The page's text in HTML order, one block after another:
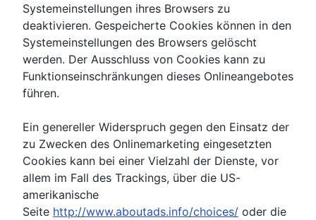
Systemeinstellungen ihres Browsers zu
deaktivieren. Gespeicherte Cookies können in den
Systemeinstellungen des Browsers gelöscht
werden. Der Ausschluss von Cookies kann zu
Funktionseinschränkungen dieses Onlineangebotes
führen.
Ein genereller Widerspruch gegen den Einsatz der
zu Zwecken des Onlinemarketing eingesetzten
Cookies kann bei einer Vielzahl der Dienste, vor
allem im Fall des Trackings, über die US-
amerikanische
Seite http://www.aboutads.info/choices/ oder die